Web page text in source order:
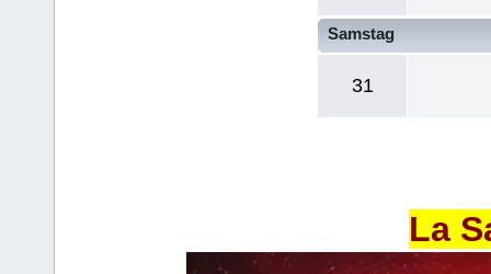
Samstag
31
La